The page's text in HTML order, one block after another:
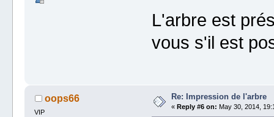
L'arbre est
vous s'il est
oops66
VIP
Re: Impression de l'arbre
«Reply #6 on: May 30, 2014,